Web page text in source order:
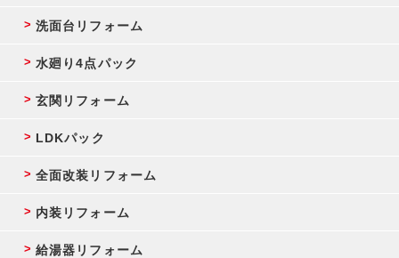
洗面台リフォーム
水廻り4点パック
玄関リフォーム
LDKパック
全面改装リフォーム
内装リフォーム
給湯器リフォーム